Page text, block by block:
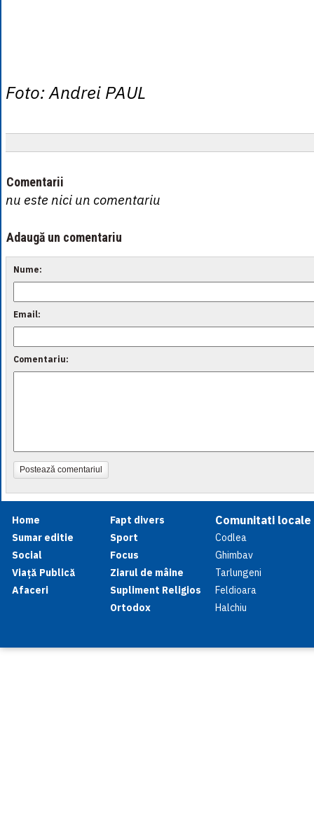
Foto: Andrei PAUL
Comentarii
nu este nici un comentariu
Adaugă un comentariu
Nume:
Email:
Comentariu:
Postează comentariul
Home
Sumar editie
Social
Viață Publică
Afaceri
Fapt divers
Sport
Focus
Ziarul de mâine
Supliment Religios
Ortodox
Comunitati locale
Codlea
Ghimbav
Tarlungeni
Feldioara
Halchiu